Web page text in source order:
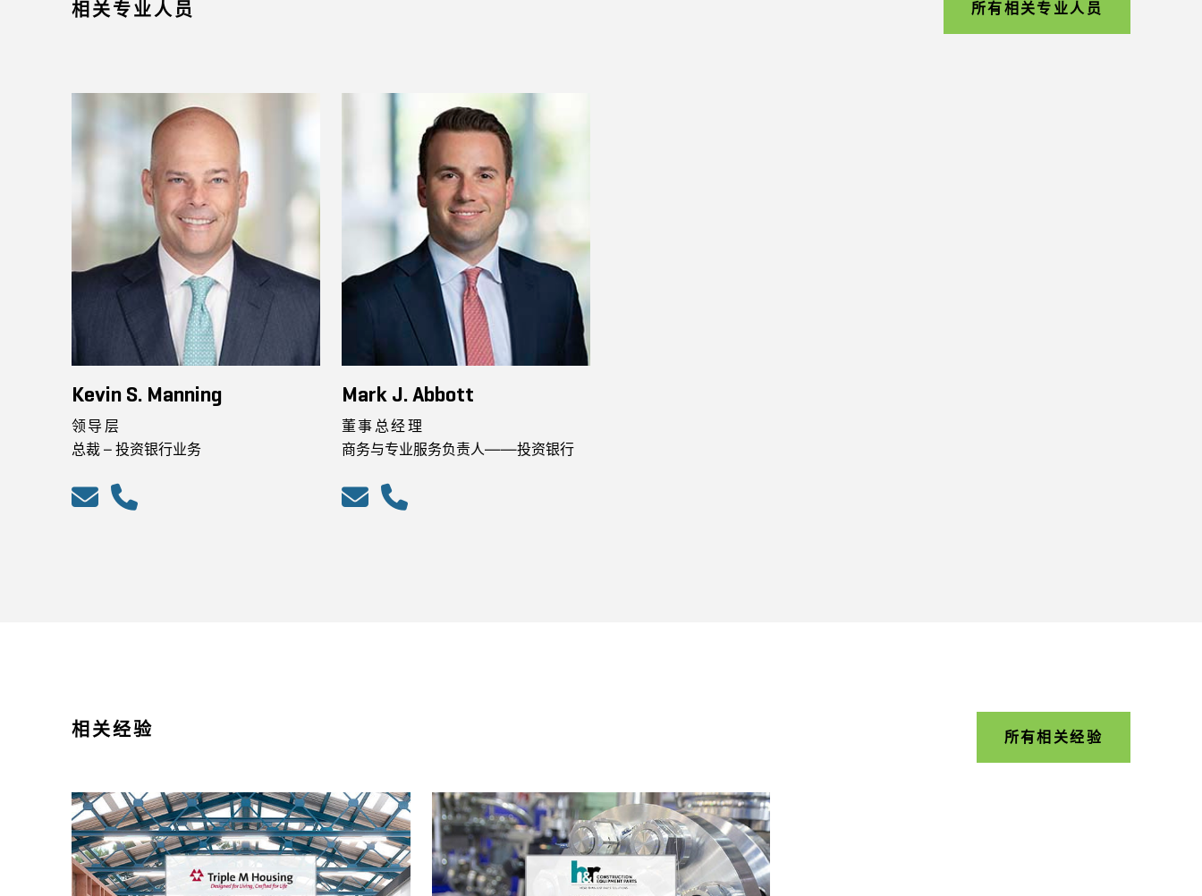
相关专业人员 所有相关专业人员
Kevin S. Manning
领导层
总裁 – 投资银行业务
Mark J. Abbott
董事总经理
商务与专业服务负责人——投资银行
相关经验 所有相关经验